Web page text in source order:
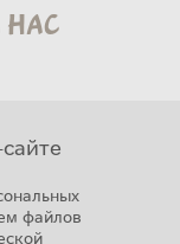
нас
файлов